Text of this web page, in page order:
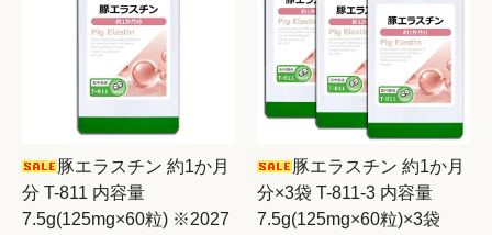
豚エラスチン 約1か月
分 T-811 内容量
7.5g(125mg×60粒) ※2027
豚エラスチン 約1か月
分×3袋 T-811-3 内容量
7.5g(125mg×60粒)×3袋